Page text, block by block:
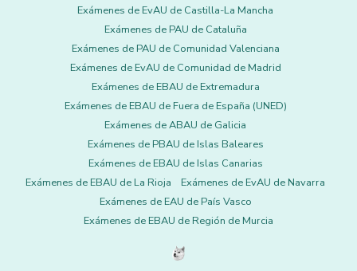
Exámenes de EvAU de Castilla-La Mancha
Exámenes de PAU de Cataluña
Exámenes de PAU de Comunidad Valenciana
Exámenes de EvAU de Comunidad de Madrid
Exámenes de EBAU de Extremadura
Exámenes de EBAU de Fuera de España (UNED)
Exámenes de ABAU de Galicia
Exámenes de PBAU de Islas Baleares
Exámenes de EBAU de Islas Canarias
Exámenes de EBAU de La Rioja
Exámenes de EvAU de Navarra
Exámenes de EAU de País Vasco
Exámenes de EBAU de Región de Murcia